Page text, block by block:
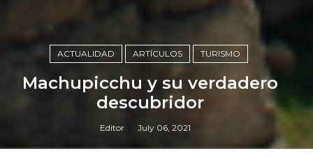
ACTUALIDAD ARTÍCULOS TURISMO
Machupicchu y su verdadero
descubridor
Editor July 06, 2021